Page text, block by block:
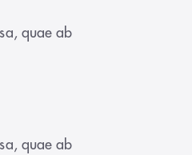
quae ab
quae ab